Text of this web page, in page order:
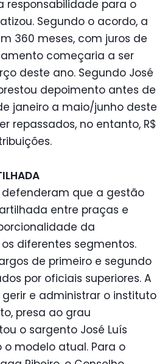
responsabilidade para o
Segundo o acordo, a
360 meses, com juros de
começaria a ser
deste ano. Segundo José
depoimento antes de
janeiro a maio/junho deste
repassados, no entanto, R$
defenderam que a gestão
entre praças e
da
diferentes segmentos.
de primeiro e segundo
por oficiais superiores. A
e administrar o instituto
presa ao grau
o sargento José Luís
o modelo atual. Para o